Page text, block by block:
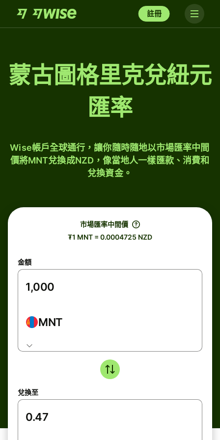
註冊
蒙古圖格里克兌紐元
匯率
Wise帳戶全球通行，讓你隨時隨地以市場匯率中間
價將MNT兌換成NZD，像當地人一樣匯款、消費和
兌換資金。
市場匯率中間價
₮1 MNT = 0.0004725 NZD
金額
MNT
兌換至